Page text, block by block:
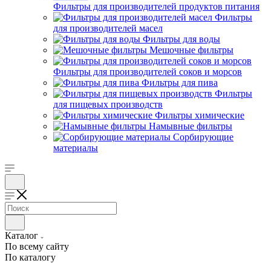
Фильтры для производителей продуктов питания
Фильтры
для производителей масел
Фильтры для воды
Мешочные фильтры
Фильтры для производителей соков и морсов
Фильтры для пива
Фильтры
для пищевых производств
Фильтры химические
Намывные фильтры
Сорбирующие
материалы
Каталог
По всему сайту
По каталогу